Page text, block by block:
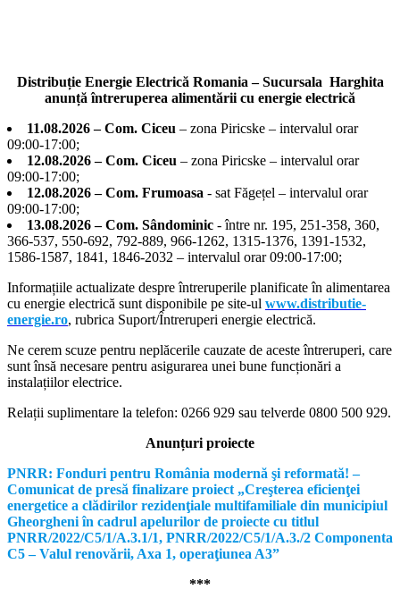
Distribuție Energie Electrică Romania – Sucursala Harghita
anunță întreruperea alimentării cu energie electrică
11.08.2026 – Com. Ciceu – zona Piricske – intervalul orar
09:00-17:00;
12.08.2026 – Com. Ciceu – zona Piricske – intervalul orar
09:00-17:00;
12.08.2026 – Com. Frumoasa - sat Făgețel – intervalul orar
09:00-17:00;
13.08.2026 – Com. Sândominic - între nr. 195, 251-358, 360,
366-537, 550-692, 792-889, 966-1262, 1315-1376, 1391-1532,
1586-1587, 1841, 1846-2032 – intervalul orar 09:00-17:00;
Informațiile actualizate despre întreruperile planificate în alimentarea
cu energie electrică sunt disponibile pe site-ul www.distributie-
energie.ro, rubrica Suport/Întreruperi energie electrică.
Ne cerem scuze pentru neplăcerile cauzate de aceste întreruperi, care
sunt însă necesare pentru asigurarea unei bune funcționări a
instalațiilor electrice.
Relații suplimentare la telefon: 0266 929 sau telverde 0800 500 929.
Anunțuri proiecte
PNRR: Fonduri pentru România modernă şi reformată! –
Comunicat de presă finalizare proiect „Creşterea eficienţei
energetice a clădirilor rezidenţiale multifamiliale din municipiul
Gheorgheni în cadrul apelurilor de proiecte cu titlul
PNRR/2022/C5/1/A.3.1/1, PNRR/2022/C5/1/A.3./2 Componenta
C5 – Valul renovării, Axa 1, operaţiunea A3”
***